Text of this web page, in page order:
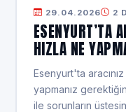
29.04.2026 2
ESENYURT’TA
HIZLA NE
Esenyurt'ta aracınız
yapmanız
ile sorunların